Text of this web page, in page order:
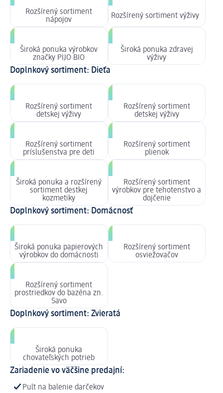
Rozšírený sortiment
nápojov
Rozšírený sortiment výživy
Široká ponuka výrobkov
značky PIJO BIO
Široká ponuka zdravej
výživy
Doplnkový sortiment: Dieťa
Rozšírený sortiment
detskej výživy
Rozšírený sortiment
detskej výživy
Rozšírený sortiment
príslušenstva pre deti
Rozšírený sortiment
plienok
Široká ponuka a rozšírený
sortiment destkej
kozmetiky
Rozšírený sortiment
výrobkov pre tehotenstvo a
dojčenie
Doplnkový sortiment: Domácnosť
Široká ponuka papierových
výrobkov do domácnosti
Rozšírený sortiment
osviežovačov
Rozšírený sortiment
prostriedkov do bazéna zn.
Savo
Doplnkový sortiment: Zvieratá
Široká ponuka
chovateľských potrieb
Zariadenie vo väčšine predajní:
Pult na balenie darčekov